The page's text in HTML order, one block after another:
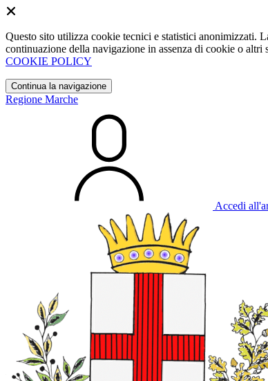
Questo sito utilizza cookie tecnici e statistici anonimizzati.
continuazione della navigazione in assenza di cookie o
COOKIE POLICY
Continua la navigazione
Regione Marche
Accedi